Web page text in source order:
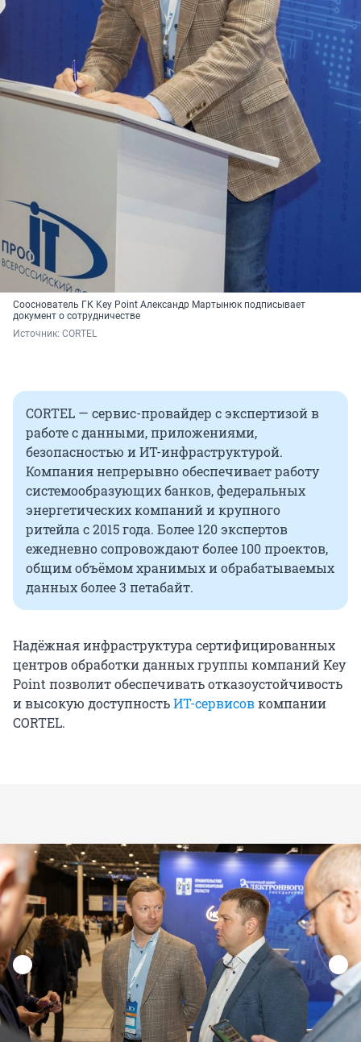
Сооснователь ГК Key Point Александр Мартынюк подписывает
документ о сотрудничестве
Источник: CORTEL
CORTEL — сервис-провайдер с экспертизой в
работе с данными, приложениями,
безопасностью и ИТ-инфраструктурой.
Компания непрерывно обеспечивает работу
системообразующих банков, федеральных
энергетических компаний и крупного
ритейла с 2015 года. Более 120 экспертов
ежедневно сопровождают более 100 проектов,
общим объёмом хранимых и обрабатываемых
данных более 3 петабайт.
Надёжная инфраструктура сертифицированных
центров обработки данных группы компаний Key
Point позволит обеспечивать отказоустойчивость
и высокую доступностьИТ-сервисовкомпании
CORTEL.